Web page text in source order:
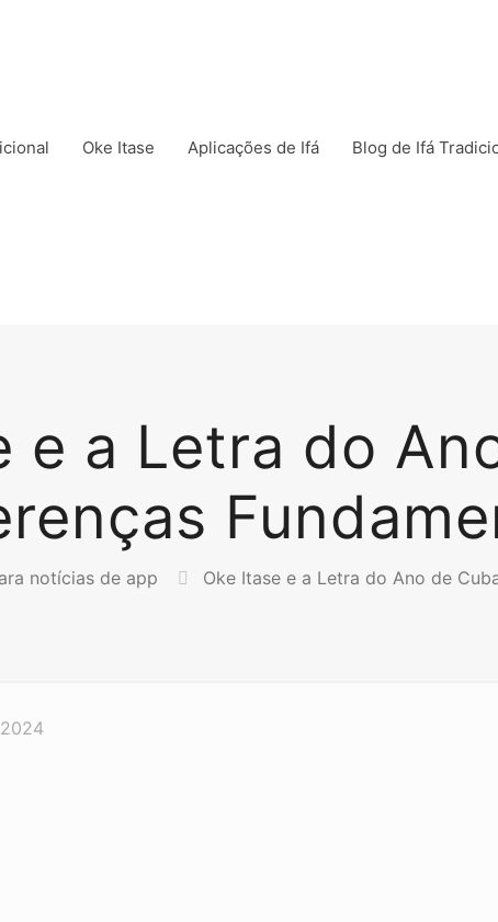
Oke Itase Aplicações de Ifá Blog de Ifá
e a Letra do
notícias de app Oke Itase e a Letra do Ano de